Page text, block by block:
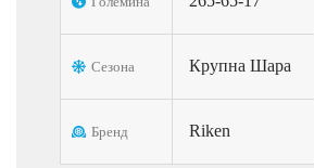
Сезона Крупна Шара
Бренд Riken